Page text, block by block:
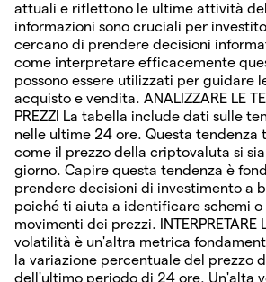
attuali e riflettono le ultime attività
informazioni sono cruciali per
cercano di prendere decisioni
come interpretare efficacemente
possono essere utilizzati per guidare
acquisto e vendita. ANALIZZARE LE
PREZZI La tabella include dati sulle
nelle ultime 24 ore. Questa tendenza
come il prezzo della criptovaluta si
giorno. Capire questa tendenza è
prendere decisioni di investimento a
poiché ti aiuta a identificare schemi o
movimenti dei prezzi. INTERPRETARE
volatilità è un'altra metrica
la variazione percentuale del prezzo
dell'ultimo periodo di 24 ore. Un'alta